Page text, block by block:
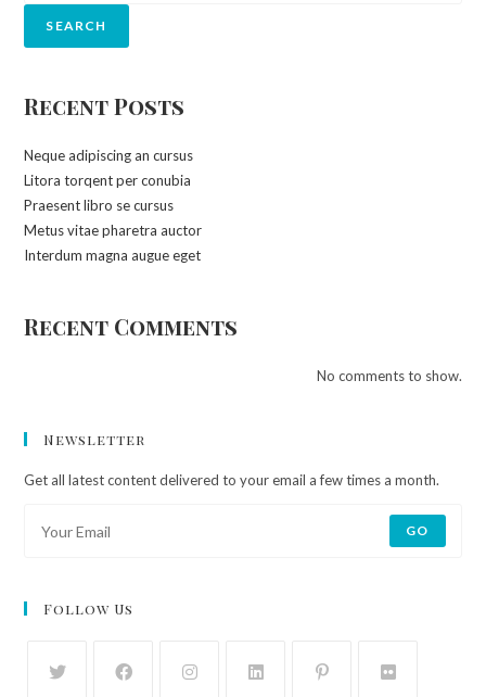
SEARCH
Recent Posts
Neque adipiscing an cursus
Litora torqent per conubia
Praesent libro se cursus
Metus vitae pharetra auctor
Interdum magna augue eget
Recent Comments
No comments to show.
Newsletter
Get all latest content delivered to your email a few times a month.
GO
Follow Us